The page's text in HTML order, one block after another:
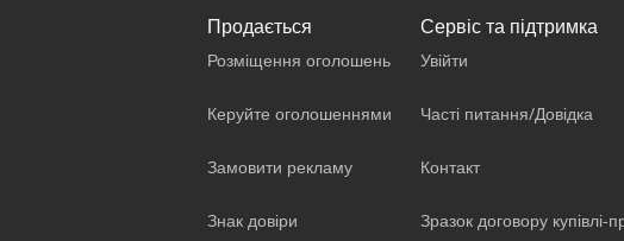
Продається
Розміщення оголошень
Керуйте оголошеннями
Замовити рекламу
Знак довіри
Сервіс та підтримка
Увійти
Часті питання/Довідка
Контакт
Зразок договору купівлі-